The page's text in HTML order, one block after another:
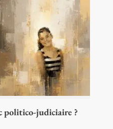
politico-judiciaire ?